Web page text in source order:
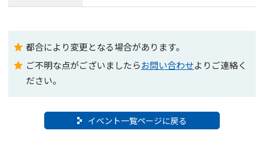
都合により変更となる場合があります。
ご不明な点がございましたらお問い合わせよりご連絡く
ださい。
イベント一覧ページに戻る